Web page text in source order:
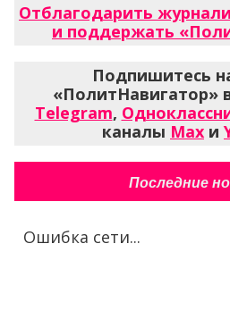
Отблагодарить
и поддержать
Подпишитесь
«ПолитНавигатор»
Telegram,
каналы Max и
Последние
Ошибка сети...